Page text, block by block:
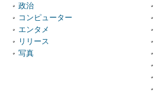
政治
コンピューター
エンタメ
リリース
写真